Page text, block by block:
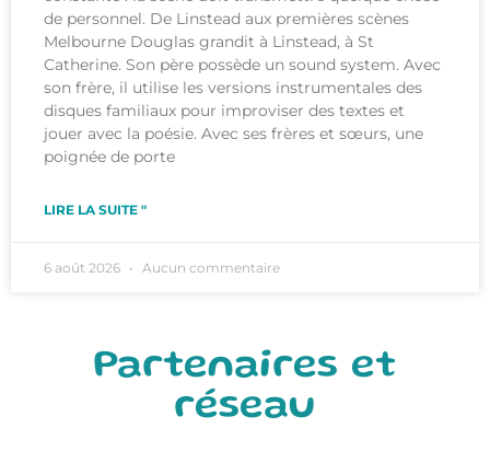
de personnel. De Linstead aux premières scènes
Melbourne Douglas grandit à Linstead, à St
Catherine. Son père possède un sound system. Avec
son frère, il utilise les versions instrumentales des
disques familiaux pour improviser des textes et
jouer avec la poésie. Avec ses frères et sœurs, une
poignée de porte
LIRE LA SUITE "
6 août 2026 Aucun commentaire
Partenaires et
réseau